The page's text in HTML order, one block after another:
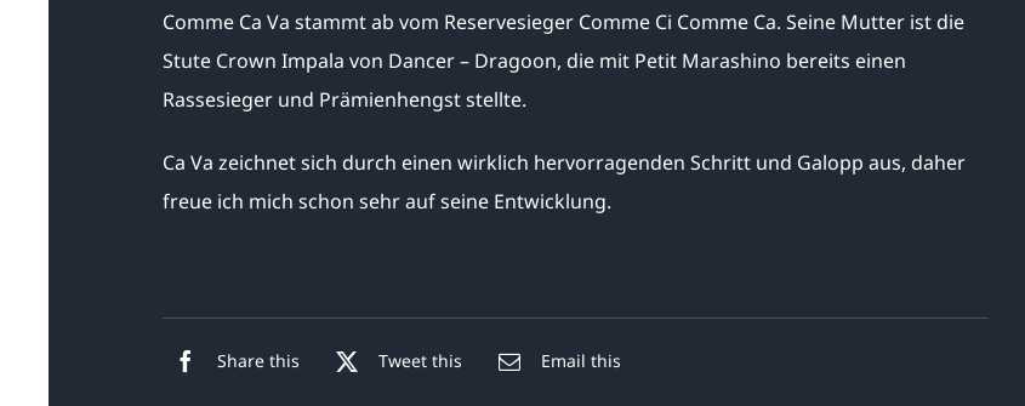
Comme Ca Va stammt ab vom Reservesieger Comme Ci Comme Ca. Seine Mutter ist die
Stute Crown Impala von Dancer – Dragoon, die mit Petit Marashino bereits einen
Rassesieger und Prämienhengst stellte.
Ca Va zeichnet sich durch einen wirklich hervorragenden Schritt und Galopp aus, daher
freue ich mich schon sehr auf seine Entwicklung.
Share this Tweet this Email this